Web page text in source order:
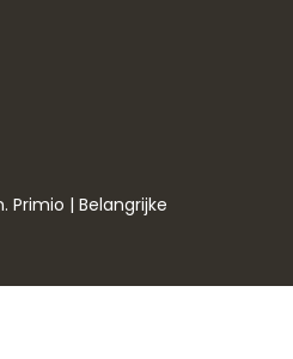
Primio | Belangrijke